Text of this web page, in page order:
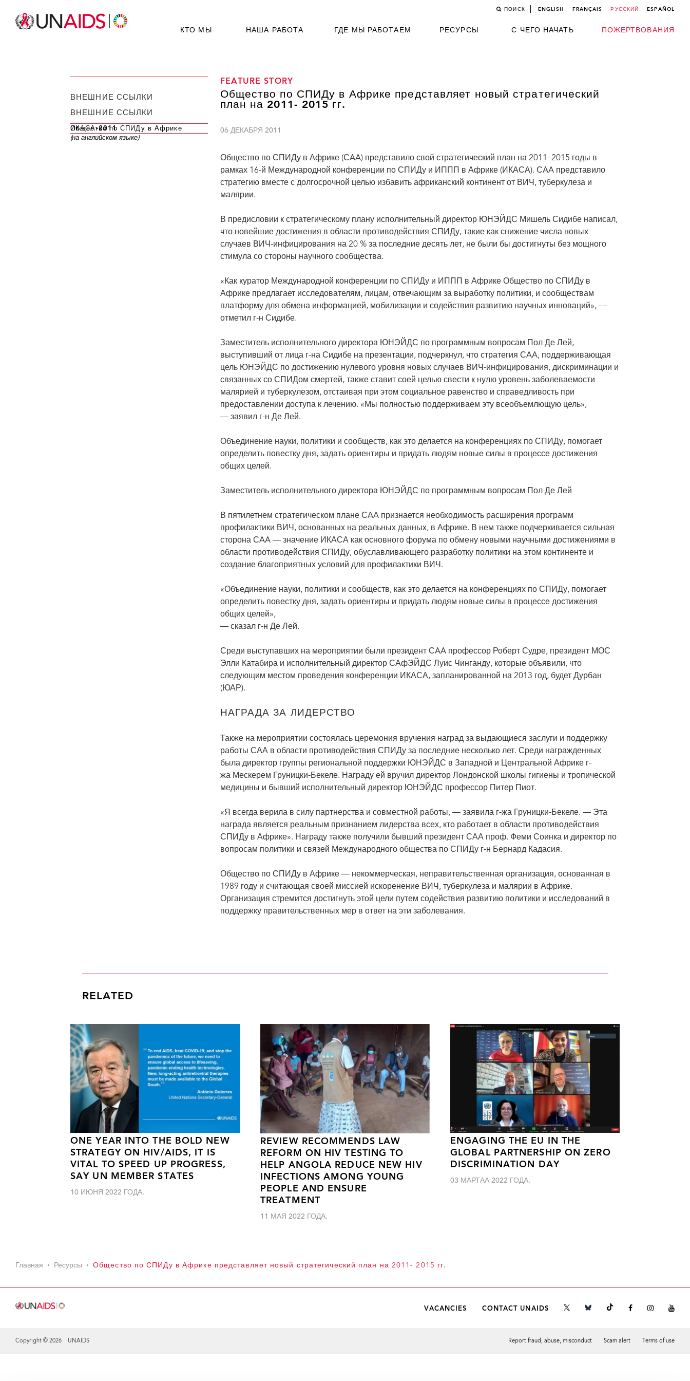
ПОИСК ENGLISH FRANÇAIS РУССКИЙ ESPAÑOL
КТО МЫ НАША РАБОТА ГДЕ МЫ РАБОТАЕМ РЕСУРСЫ С ЧЕГО НАЧАТЬ ПОЖЕРТВОВАНИЯ
FEATURE STORY
Общество по СПИДу в Африке представляет новый стратегический
план на 2011- 2015 гг.
06 ДЕКАБРЯ 2011
Общество по СПИДу в Африке (СAA) представило свой стратегический план на 2011–2015 годы в
рамках 16-й Международной конференции по СПИДу и ИППП в Африке (ИКАСА). СAA представило
стратегию вместе с долгосрочной целью избавить африканский континент от ВИЧ, туберкулеза и
малярии.
В предисловии к стратегическому плану исполнительный директор ЮНЭЙДС Мишель Сидибе написал,
что новейшие достижения в области противодействия СПИДу, такие как снижение числа новых
случаев ВИЧ-инфицирования на 20 % за последние десять лет, не были бы достигнуты без мощного
стимула со стороны научного сообщества.
«Как куратор Международной конференции по СПИДу и ИППП в Африке Общество по СПИДу в
Африке предлагает исследователям, лицам, отвечающим за выработку политики, и сообществам
платформу для обмена информацией, мобилизации и содействия развитию научных инноваций», —
отметил г-н Сидибе.
Заместитель исполнительного директора ЮНЭЙДС по программным вопросам Пол Де Лей,
выступивший от лица г-на Сидибе на презентации, подчеркнул, что стратегия СAA, поддерживающая
цель ЮНЭЙДС по достижению нулевого уровня новых случаев ВИЧ-инфицирования, дискриминации и
связанных со СПИДом смертей, также ставит соей целью свести к нулю уровень заболеваемости
малярией и туберкулезом, отстаивая при этом социальное равенство и справедливость при
предоставлении доступа к лечению. «Мы полностью поддерживаем эту всеобъемлющую цель»,
— заявил г-н Де Лей.
Объединение науки, политики и сообществ, как это делается на конференциях по СПИДу, помогает
определить повестку дня, задать ориентиры и придать людям новые силы в процессе достижения
общих целей.
Заместитель исполнительного директора ЮНЭЙДС по программным вопросам Пол Де Лей
В пятилетнем стратегическом плане СAA признается необходимость расширения программ
профилактики ВИЧ, основанных на реальных данных, в Африке. В нем также подчеркивается сильная
сторона СAA — значение ИКАСА как основного форума по обмену новыми научными достижениями в
области противодействия СПИДу, обуславливающего разработку политики на этом континенте и
создание благоприятных условий для профилактики ВИЧ.
«Объединение науки, политики и сообществ, как это делается на конференциях по СПИДу, помогает
определить повестку дня, задать ориентиры и придать людям новые силы в процессе достижения
общих целей»,
— сказал г-н Де Лей.
Среди выступавших на мероприятии были президент СAA профессор Роберт Судре, президент МОС
Элли Катабира и исполнительный директор САфЭЙДС Луис Чинганду, которые объявили, что
следующим местом проведения конференции ИКАСА, запланированной на 2013 год, будет Дурбан
(ЮАР).
НАГРАДА ЗА ЛИДЕРСТВО
Также на мероприятии состоялась церемония вручения наград за выдающиеся заслуги и поддержку
работы САА в области противодействия СПИДу за последние несколько лет. Среди награжденных
была директор группы региональной поддержки ЮНЭЙДС в Западной и Центральной Африке г-
жа Мескерем Груницки-Бекеле. Награду ей вручил директор Лондонской школы гигиены и тропической
медицины и бывший исполнительный директор ЮНЭЙДС профессор Питер Пиот.
«Я всегда верила в силу партнерства и совместной работы, — заявила г-жа Груницки-Бекеле. — Эта
награда является реальным признанием лидерства всех, кто работает в области противодействия
СПИДу в Африке». Награду также получили бывший президент САА проф. Феми Соинка и директор по
вопросам политики и связей Международного общества по СПИДу г-н Бернард Кадасия.
Общество по СПИДу в Африке — некоммерческая, неправительственная организация, основанная в
1989 году и считающая своей миссией искоренение ВИЧ, туберкулеза и малярии в Африке.
Организация стремится достигнуть этой цели путем содействия развитию политики и исследований в
поддержку правительственных мер в ответ на эти заболевания.
ВНЕШНИЕ ССЫЛКИ
ВНЕШНИЕ ССЫЛКИ
Общество по СПИДу в Африке
(на английском языке)
ИКАСА-2011
(на английском языке)
RELATED
ONE YEAR INTO THE BOLD NEW
STRATEGY ON HIV/AIDS, IT IS
VITAL TO SPEED UP PROGRESS,
SAY UN MEMBER STATES
10 ИЮНЯ 2022 ГОДА.
REVIEW RECOMMENDS LAW
REFORM ON HIV TESTING TO
HELP ANGOLA REDUCE NEW HIV
INFECTIONS AMONG YOUNG
PEOPLE AND ENSURE
TREATMENT
11 МАЯ 2022 ГОДА.
ENGAGING THE EU IN THE
GLOBAL PARTNERSHIP ON ZERO
DISCRIMINATION DAY
03 МАРТАА 2022 ГОДА.
Главная Ресурсы Общество по СПИДу в Африке представляет новый стратегический план на 2011- 2015 гг.
VACANCIES CONTACT UNAIDS
Copyright © 2026 UNAIDS Report fraud, abuse, misconduct Scam alert Terms of use